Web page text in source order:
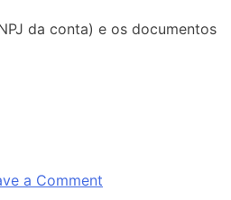
da conta) e os documentos
a Comment